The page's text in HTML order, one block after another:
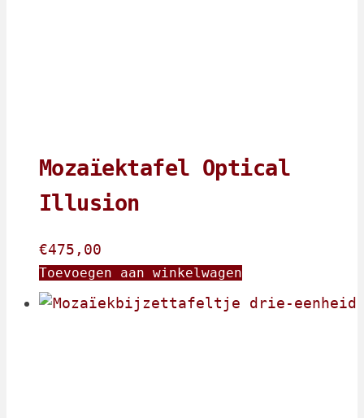
Mozaïektafel Optical
Illusion
€475,00
Toevoegen aan winkelwagen